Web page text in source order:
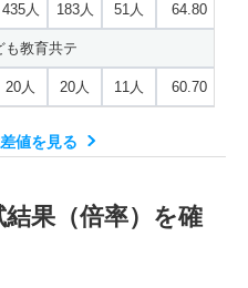
435人 183人 51人 64.80
教育共テ
20人 20人 11人 60.70
値を見る
果（倍率）を確